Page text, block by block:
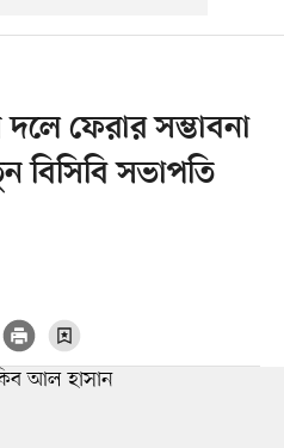
ফেরার সম্ভাবনা
বিসিবি সভাপতি